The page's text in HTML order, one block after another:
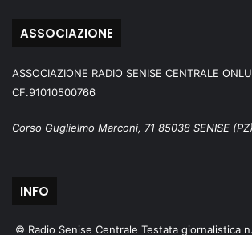
ASSOCIAZIONE
ASSOCIAZIONE RADIO SENISE CENTRALE
CF.91010500766
Corso Guglielmo Marconi, 71 85038 SENISE (PZ)
INFO
© Radio Senise Centrale Testata giornalistica